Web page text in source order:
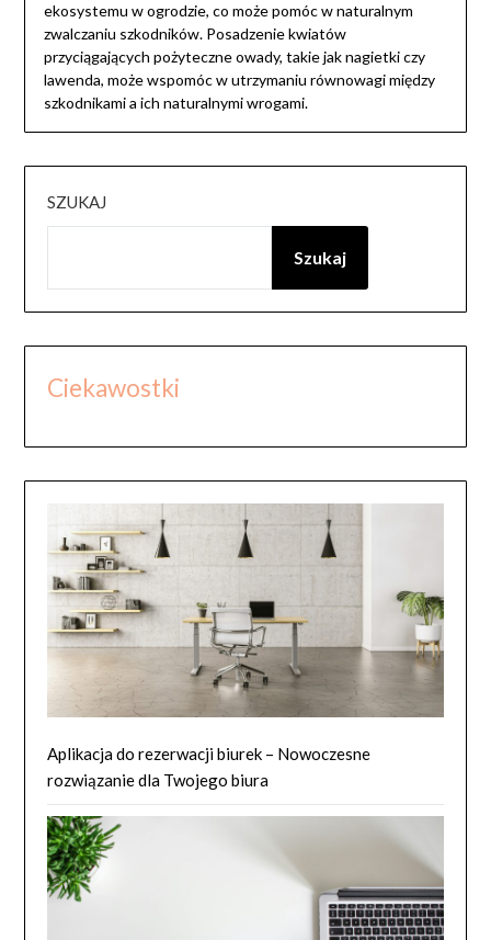
ekosystemu w ogrodzie, co może pomóc w naturalnym
zwalczaniu szkodników. Posadzenie kwiatów
przyciągających pożyteczne owady, takie jak nagietki czy
lawenda, może wspomóc w utrzymaniu równowagi między
szkodnikami a ich naturalnymi wrogami.
SZUKAJ
Szukaj
Ciekawostki
Aplikacja do rezerwacji biurek – Nowoczesne
rozwiązanie dla Twojego biura